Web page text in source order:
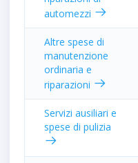
automezzi
Altre spese di
manutenzione
ordinaria e
riparazioni
Servizi ausiliari e
spese di pulizia